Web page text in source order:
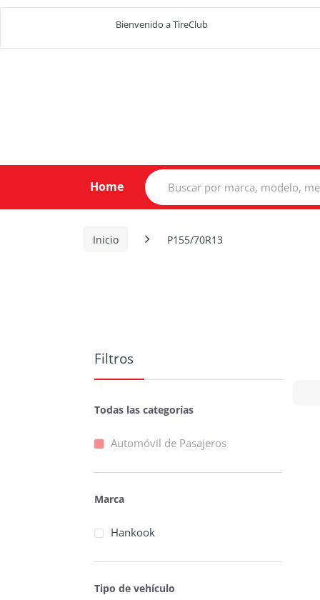
Bienvenido a TireClub
Home
Search
for:
Inicio P155/70R13
Filtros
Todas las categorías
Automóvil de Pasajeros
Marca
Hankook
Tipo de vehículo